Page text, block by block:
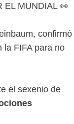
EL MUNDIAL 👀
confirmó
la FIFA para no
el sexenio de